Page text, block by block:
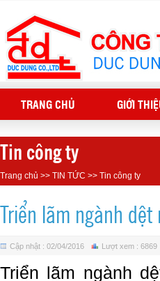
TRANG CHỦ GIỚI
Tin công ty
Trang chủ >> TIN TỨC >> Tin công ty
Triển lãm ngành
Cập nhật : 02/04/2016 Lượt xem : 6869
Triển lãm ngành